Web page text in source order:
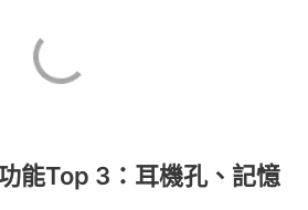
能Top 3：耳機孔、記憶